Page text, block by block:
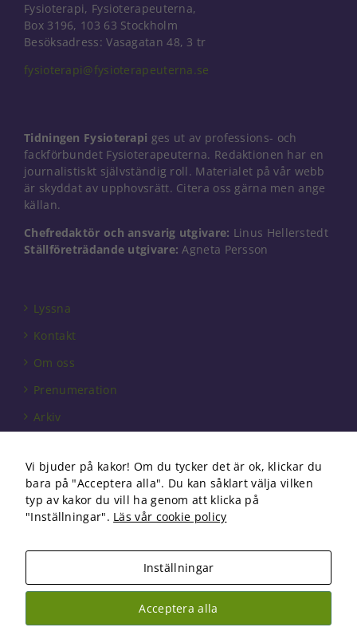
Fysioterapi, Fysioterapeuterna,
Box 3196, 103 63 Stockholm
Besöksadress: Vasagatan 48, 3 tr
fysioterapi@fysioterapeuterna.se
Tidningen Fysioterapi ges ut av professions- och
fackförbundet Fysioterapeuterna. Redaktionen har en
journalistiskt självständig roll. Materialet på vår webb
är skyddat av upphovsrätt. Citera oss gärna men ange
källan.
Chefredaktör och ansvarig utgivare: Linus Hellerstedt
Ställföreträdande utgivare: Agneta Persson
Lyssna
Kontakt
Om oss
Prenumeration
Arkiv
Förbundet
Om cookies
Copyright 2026 Fysioterapi | All Rights Reserved
Facebook
Instagram
Vi bjuder på kakor! Om du tycker det är ok, klickar du
bara på "Acceptera alla". Du kan såklart välja vilken
typ av kakor du vill ha genom att klicka på
"Inställningar". Läs vår cookie policy
Inställningar
Acceptera alla
Nödvändiga
går inte att
kunna
hemsidans
funktionalitet
och
uppbyggnad,
baserat på
hemsidan
används.
Upplevelse